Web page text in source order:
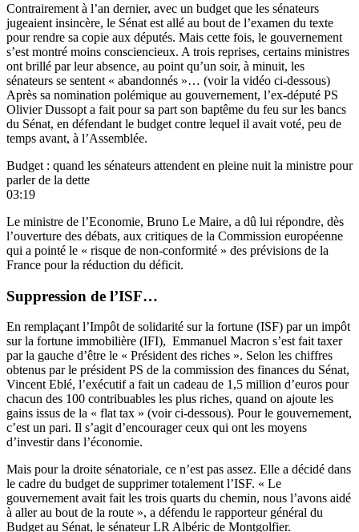
Contrairement à l’an dernier, avec un budget que les sénateurs
jugeaient insincère, le Sénat est allé au bout de l’examen du texte
pour rendre sa copie aux députés. Mais cette fois, le gouvernement
s’est montré moins consciencieux. A trois reprises, certains ministres
ont brillé par leur absence, au point qu’un soir, à minuit, les
sénateurs se sentent « abandonnés »… (voir la vidéo ci-dessous)
Après sa nomination polémique au gouvernement, l’ex-député PS
Olivier Dussopt a fait pour sa part son baptême du feu sur les bancs
du Sénat, en défendant le budget contre lequel il avait voté, peu de
temps avant, à l’Assemblée.
Budget : quand les sénateurs attendent en pleine nuit la ministre pour
parler de la dette
03:19
Le ministre de l’Economie, Bruno Le Maire, a dû lui répondre, dès
l’ouverture des débats, aux critiques de la Commission européenne
qui a pointé le « risque de non-conformité » des prévisions de la
France pour la réduction du déficit.
Suppression de l’ISF…
En remplaçant l’Impôt de solidarité sur la fortune (ISF) par un impôt
sur la fortune immobilière (IFI), Emmanuel Macron s’est fait taxer
par la gauche d’être le « Président des riches ». Selon les chiffres
obtenus par le président PS de la commission des finances du Sénat,
Vincent Eblé, l’exécutif a fait un cadeau de 1,5 million d’euros pour
chacun des 100 contribuables les plus riches, quand on ajoute les
gains issus de la « flat tax » (voir ci-dessous). Pour le gouvernement,
c’est un pari. Il s’agit d’encourager ceux qui ont les moyens
d’investir dans l’économie.
Mais pour la droite sénatoriale, ce n’est pas assez. Elle a décidé dans
le cadre du budget de supprimer totalement l’ISF. « Le
gouvernement avait fait les trois quarts du chemin, nous l’avons aidé
à aller au bout de la route », a défendu le rapporteur général du
Budget au Sénat, le sénateur LR Albéric de Montgolfier.